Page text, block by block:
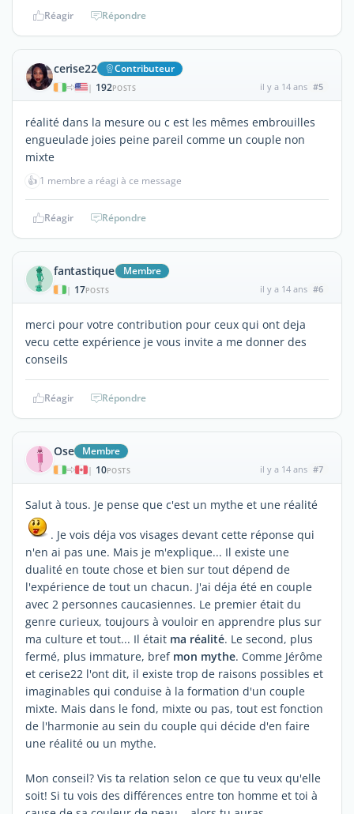
Réagir Répondre
cerise22 Contributeur
| 192POSTS il y a 14 ans #5
réalité dans la mesure ou c est les mêmes embrouilles
engueulade joies peine pareil comme un couple non
mixte
👍 1 membre a réagi à ce message
Réagir Répondre
fantastique Membre
| 17POSTS il y a 14 ans #6
merci pour votre contribution pour ceux qui ont deja
vecu cette expérience je vous invite a me donner des
conseils
Réagir Répondre
Ose Membre
| 10POSTS il y a 14 ans #7
Salut à tous. Je pense que c'est un mythe et une réalité
. Je vois déja vos visages devant cette réponse qui
n'en ai pas une. Mais je m'explique... Il existe une
dualité en toute chose et bien sur tout dépend de
l'expérience de tout un chacun. J'ai déja été en couple
avec 2 personnes caucasiennes. Le premier était du
genre curieux, toujours à vouloir en apprendre plus sur
ma culture et tout... Il était ma réalité. Le second, plus
fermé, plus immature, bref mon mythe. Comme Jérôme
et cerise22 l'ont dit, il existe trop de raisons possibles et
imaginables qui conduise à la formation d'un couple
mixte. Mais dans le fond, mixte ou pas, tout est fonction
de l'harmonie au sein du couple qui décide d'en faire
une réalité ou un mythe.
Mon conseil? Vis ta relation selon ce que tu veux qu'elle
soit! Si tu vois des différences entre ton homme et toi à